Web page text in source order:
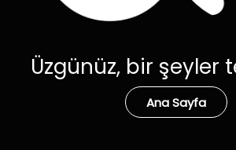
Üzgünüz, bir şeyler
Ana Sayfa